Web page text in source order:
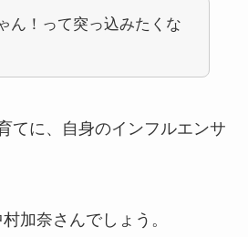
ん！って突っ込みたくな
てに、自身のインフルエンサ
加奈さんでしょう。